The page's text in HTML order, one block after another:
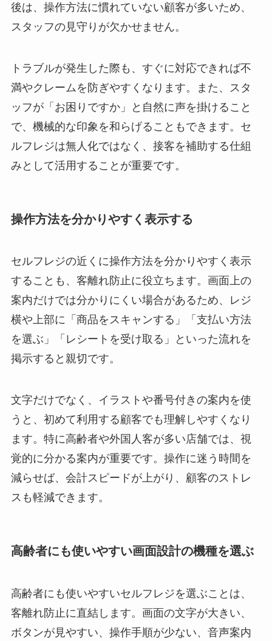
後は、操作方法に慣れていない顧客が多いため、
スタッフの見守りが欠かせません。
トラブルが発生した際も、すぐに対応できれば不
満やクレームを防ぎやすくなります。また、スタ
ッフが「お困りですか」と自然に声を掛けること
で、機械的な印象を和らげることもできます。セ
ルフレジは無人化ではなく、接客を補助する仕組
みとして活用することが重要です。
操作方法を分かりやすく表示する
セルフレジの近くに操作方法を分かりやすく表示
することも、客離れ防止に役立ちます。画面上の
案内だけでは分かりにくい場合があるため、レジ
横や上部に「商品をスキャンする」「支払い方法
を選ぶ」「レシートを受け取る」といった流れを
掲示すると親切です。
文字だけでなく、イラストや番号付きの案内を使
うと、初めて利用する顧客でも理解しやすくなり
ます。特に高齢者や外国人客が多い店舗では、視
覚的に分かる案内が重要です。操作に迷う時間を
減らせば、会計スピードが上がり、顧客のストレ
スも軽減できます。
高齢者にも使いやすい画面設計の機種を選ぶ
高齢者にも使いやすいセルフレジを選ぶことは、
客離れ防止に直結します。画面の文字が大きい、
ボタンが見やすい、操作手順が少ない、音声案内